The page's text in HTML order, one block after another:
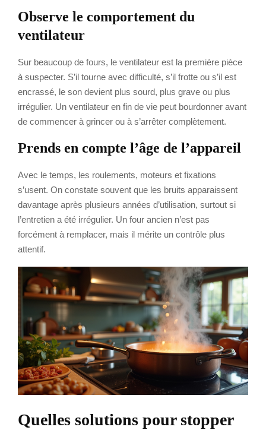
Observe le comportement du
ventilateur
Sur beaucoup de fours, le ventilateur est la première pièce
à suspecter. S’il tourne avec difficulté, s’il frotte ou s’il est
encrassé, le son devient plus sourd, plus grave ou plus
irrégulier. Un ventilateur en fin de vie peut bourdonner avant
de commencer à grincer ou à s’arrêter complètement.
Prends en compte l’âge de l’appareil
Avec le temps, les roulements, moteurs et fixations
s’usent. On constate souvent que les bruits apparaissent
davantage après plusieurs années d’utilisation, surtout si
l’entretien a été irrégulier. Un four ancien n’est pas
forcément à remplacer, mais il mérite un contrôle plus
attentif.
Quelles solutions pour stopper